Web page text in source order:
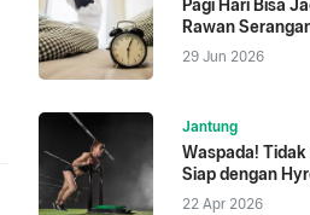
Pagi Hari Bisa
Rawan
29 Jun 2026
Jantung
Waspada!
Siap dengan
22 Apr 2026